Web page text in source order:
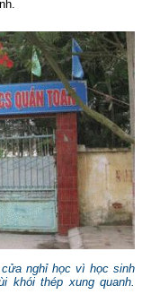
cửa nghỉ học vì học sinh
khói thép xung quanh.